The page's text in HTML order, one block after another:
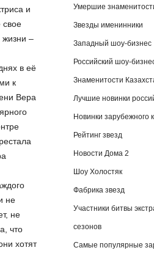
и
свое
жизни –
в её
к
Вера
не
не
что
хотят
Умершие
Звезды именинники
Западный шоу-бизнес
Российский шоу-
Знаменитости
Лучшие новинки
Новинки зарубежного
Рейтинг звезд
Новости Дома 2
Шоу Холостяк
Фабрика звезд
Участники битвы
сезонов
Самые популярные